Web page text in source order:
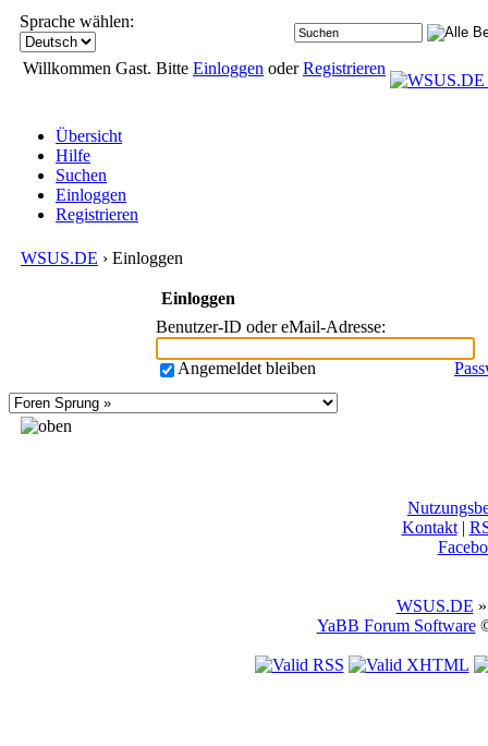
Sprache wählen:
Willkommen Gast. Bitte Einloggen oderRegistrieren
Übersicht
Hilfe
Suchen
Einloggen
Registrieren
WSUS.DE › Einloggen
Einloggen
Benutzer-ID oder eMail-Adresse:
Angemeldet bleiben
Kontakt|
WSUS.DE
YaBB Forum Software©